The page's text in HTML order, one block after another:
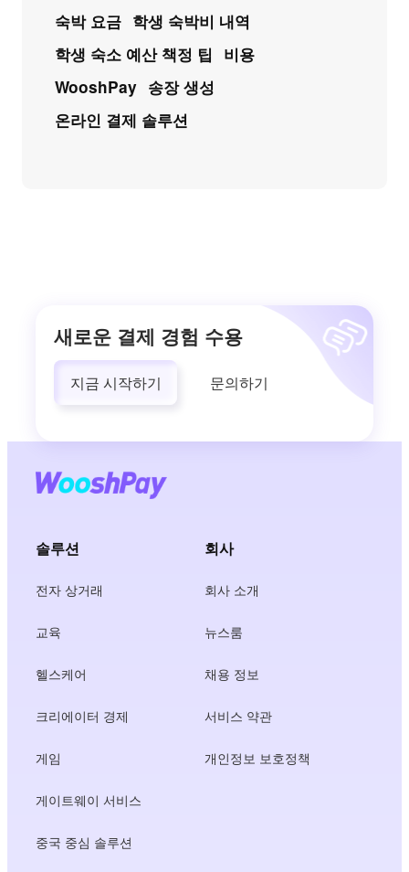
숙박 요금 학생 숙박비 내역
학생 숙소 예산 책정 팁
비용
WooshPay 송장 생성
온라인 결제 솔루션
새로운 결제 경험 수용
지금 시작하기 문의하기
솔루션
전자 상거래
교육
헬스케어
크리에이터 경제
게임
게이트웨이 서비스
중국 중심 솔루션
회사
회사 소개
뉴스룸
채용 정보
서비스 약관
개인정보 보호정책